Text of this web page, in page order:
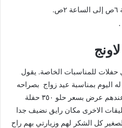
للمناسبات الخاصة. يقول
اليوم بمناسبة عيد زواج بصراحه
كل شي تمام حجز ميسر بكج عندهم عرض بسعر حلو ٣٥٠ حفلة
الاخرى مكان رايق نضيف جدا
كل الشكر لهم وزيارتي بهم راح